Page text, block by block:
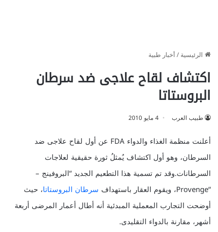
الرئيسية/أخبار طبية
اكتشاف لقاح علاجى ضد سرطان
البروستاتا
طبيب العرب 4 مايو 2010
أعلنت منظمة الغذاء والدواء FDA عن أول لقاح علاجى ضد
السرطان، وهو أول اكتشاف يُمثلُ ثورة حقيقية لعلاجات
السرطانات.وقد تم تسمية هذا التطعيم الجديد “البروفينج –
“Provenge، ويقوم العقار باستهداف
سرطان البروستاتا، حيث
أوضحت التجارب المعملية المبدئية أنه أطال أعمار المرضى أربعة
أشهر، مقارنة بالدواء التقليدى.